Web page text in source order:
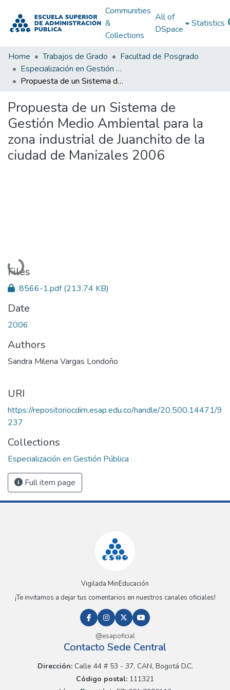
Communities
&
Collections
All of
DSpace
Statistics
Home Trabajos de Grado
Facultad de Posgrado
Especialización en Gestión Pública
Propuesta de un Sistema de Gestión Medio Ambiental para la zona industrial de Juanchito de la ciudad de Manizales 2006
Propuesta de un Sistema de
Gestión Medio Ambiental para la
zona industrial de Juanchito de la
ciudad de Manizales 2006
Loading...
Files
8566-1.pdf(213.74 KB)
Date
2006
Authors
Sandra Milena Vargas Londoño
URI
https://repositoriocdim.esap.edu.co/handle/20.500.14471/9
237
Collections
Especialización en Gestión Pública
Full item page
Vigilada MinEducación
¡Te invitamos a dejar tus comentarios en nuestros canales oficiales!
@esapoficial
Contacto Sede Central
Dirección:Calle 44 # 53 - 37, CAN, Bogotá D.C.
Código postal: 111321